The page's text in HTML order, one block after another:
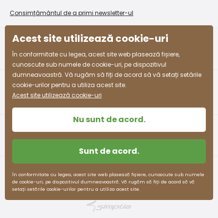
Condiții de promovare și coduri de reducere
Program de afiliere
Colectarea bunurilor
Consimțământul de a primi newsletter-ul
pidilidi.cz © 2026. WebdesignLitvanyi.sk .
Acest site utilizează cookie-uri
În conformitate cu legea, acest site web plasează fișiere,
cunoscute sub numele de cookie-uri, pe dispozitivul
dumneavoastră. Vă rugăm să fiți de acord să vă setați setările
cookie-urilor pentru a utiliza acest site.
Acest site utilizează cookie-uri
Nu sunt de acord.
Sunt de acord.
În conformitate cu legea, acest site web plasează fișiere, cunoscute sub numele
de cookie-uri, pe dispozitivul dumneavoastră. Vă rugăm să fiți de acord să vă
setați setările cookie-urilor pentru a utiliza acest site.